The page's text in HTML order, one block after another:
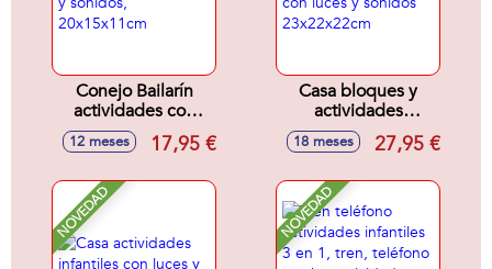
Conejo Bailarín
actividades con
luces y sonidos,
20x15x11cm
12 meses 17,95 €
Casa bloques y
actividades
infantiles con luces
y sonidos
18 meses 27,95 €
NOVEDAD NOVEDAD